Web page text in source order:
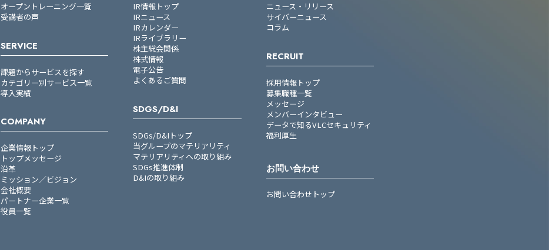
オープントレーニング一覧
受講者の声
SERVICE
課題からサービスを探す
カテゴリー別サービス一覧
導入実績
COMPANY
企業情報トップ
トップメッセージ
沿革
ミッション／ビジョン
会社概要
パートナー企業一覧
役員一覧
IR情報トップ
IRニュース
IRカレンダー
IRライブラリー
株主総会関係
株式情報
電子公告
よくあるご質問
SDGS/D&I
SDGs/D&Iトップ
当グループのマテリアリティ
マテリアリティへの取り組み
SDGs推進体制
D&Iの取り組み
ニュース・リリース
サイバーニュース
コラム
RECRUIT
採用情報トップ
募集職種一覧
メッセージ
メンバーインタビュー
データで知るVLCセキュリティ
福利厚生
お問い合わせ
お問い合わせトップ